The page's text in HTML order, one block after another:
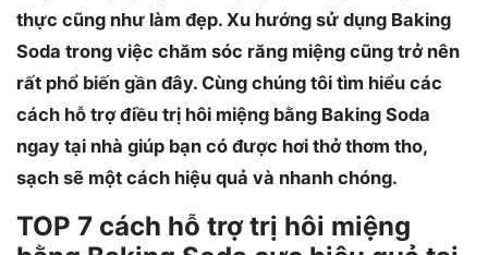
thực cũng như làm đẹp. Xu hướng sử dụng Baking
Soda trong việc chăm sóc răng miệng cũng trở nên
rất phổ biến gần đây. Cùng chúng tôi tìm hiểu các
cách hỗ trợ điều trị hôi miệng bằng Baking Soda
ngay tại nhà giúp bạn có được hơi thở thơm tho,
sạch sẽ một cách hiệu quả và nhanh chóng.
TOP 7 cách hỗ trợ trị hôi miệng